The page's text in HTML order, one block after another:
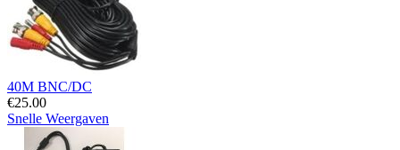
40M BNC/DC
€25.00
Snelle Weergaven